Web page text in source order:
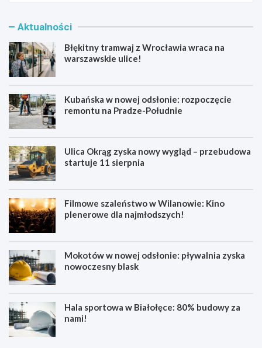
Aktualności
Błękitny tramwaj z Wrocławia wraca na
warszawskie ulice!
Kubańska w nowej odsłonie: rozpoczęcie
remontu na Pradze-Południe
Ulica Okrąg zyska nowy wygląd – przebudowa
startuje 11 sierpnia
Filmowe szaleństwo w Wilanowie: Kino
plenerowe dla najmłodszych!
Mokotów w nowej odsłonie: pływalnia zyska
nowoczesny blask
Hala sportowa w Białołęce: 80% budowy za
nami!
B
K